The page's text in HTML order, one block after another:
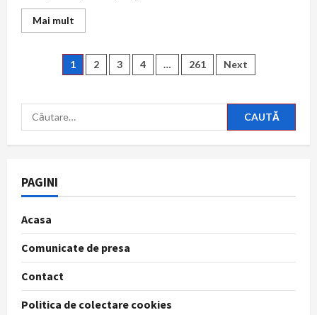
Mai mult
more
Deputaților
nu
a
SAFE;
PNL
de
propriul
Paginație
articole
1 2 3 4 … 261 Next
Caută
după:
PAGINI
Acasa
Comunicate de presa
Contact
Politica de colectare cookies